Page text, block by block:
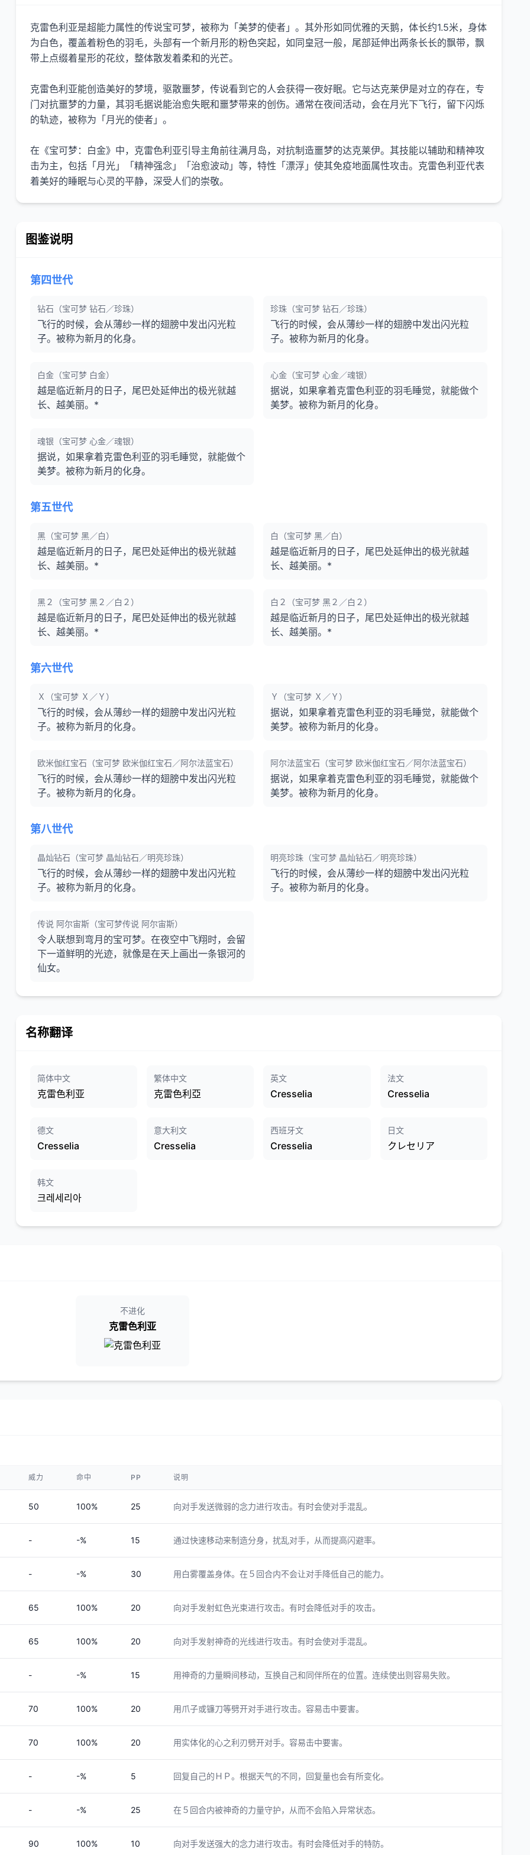
克雷色利亚是超能力属性的传说宝可梦，被称为「美梦的使者」。其外形如同优雅的天鹅，体长约1.5米，身体
为白色，覆盖着粉色的羽毛，头部有一个新月形的粉色突起，如同皇冠一般，尾部延伸出两条长长的飘带，飘
带上点缀着星形的花纹，整体散发着柔和的光芒。
克雷色利亚能创造美好的梦境，驱散噩梦，传说看到它的人会获得一夜好眠。它与达克莱伊是对立的存在，专
门对抗噩梦的力量，其羽毛据说能治愈失眠和噩梦带来的创伤。通常在夜间活动，会在月光下飞行，留下闪烁
的轨迹，被称为「月光的使者」。
在《宝可梦：白金》中，克雷色利亚引导主角前往满月岛，对抗制造噩梦的达克莱伊。其技能以辅助和精神攻
击为主，包括「月光」「精神强念」「治愈波动」等，特性「漂浮」使其免疫地面属性攻击。克雷色利亚代表
着美好的睡眠与心灵的平静，深受人们的崇敬。
图鉴说明
第四世代
钻石（宝可梦 钻石／珍珠）
飞行的时候，会从薄纱一样的翅膀中发出闪光粒
子。被称为新月的化身。
珍珠（宝可梦 钻石／珍珠）
飞行的时候，会从薄纱一样的翅膀中发出闪光粒
子。被称为新月的化身。
白金（宝可梦 白金）
越是临近新月的日子，尾巴处延伸出的极光就越
长、越美丽。*
心金（宝可梦 心金／魂银）
据说，如果拿着克雷色利亚的羽毛睡觉，就能做个
美梦。被称为新月的化身。
魂银（宝可梦 心金／魂银）
据说，如果拿着克雷色利亚的羽毛睡觉，就能做个
美梦。被称为新月的化身。
第五世代
黑（宝可梦 黑／白）
越是临近新月的日子，尾巴处延伸出的极光就越
长、越美丽。*
白（宝可梦 黑／白）
越是临近新月的日子，尾巴处延伸出的极光就越
长、越美丽。*
黑２（宝可梦 黑２／白２）
越是临近新月的日子，尾巴处延伸出的极光就越
长、越美丽。*
白２（宝可梦 黑２／白２）
越是临近新月的日子，尾巴处延伸出的极光就越
长、越美丽。*
第六世代
Ｘ（宝可梦 Ｘ／Ｙ）
飞行的时候，会从薄纱一样的翅膀中发出闪光粒
子。被称为新月的化身。
Ｙ（宝可梦 Ｘ／Ｙ）
据说，如果拿着克雷色利亚的羽毛睡觉，就能做个
美梦。被称为新月的化身。
欧米伽红宝石（宝可梦 欧米伽红宝石／阿尔法蓝宝石）
飞行的时候，会从薄纱一样的翅膀中发出闪光粒
子。被称为新月的化身。
阿尔法蓝宝石（宝可梦 欧米伽红宝石／阿尔法蓝宝石）
据说，如果拿着克雷色利亚的羽毛睡觉，就能做个
美梦。被称为新月的化身。
第八世代
晶灿钻石（宝可梦 晶灿钻石／明亮珍珠）
飞行的时候，会从薄纱一样的翅膀中发出闪光粒
子。被称为新月的化身。
明亮珍珠（宝可梦 晶灿钻石／明亮珍珠）
飞行的时候，会从薄纱一样的翅膀中发出闪光粒
子。被称为新月的化身。
传说 阿尔宙斯（宝可梦传说 阿尔宙斯）
令人联想到弯月的宝可梦。在夜空中飞翔时，会留
下一道鲜明的光迹，就像是在天上画出一条银河的
仙女。
名称翻译
简体中文
克雷色利亚
繁体中文
克雷色利亞
英文
Cresselia
法文
Cresselia
德文
Cresselia
意大利文
Cresselia
西班牙文
Cresselia
日文
クレセリア
韩文
크레세리아
不进化
克雷色利亚
威力 命中 PP 说明
50 100% 25 向对手发送微弱的念力进行攻击。有时会使对手混乱。
- -% 15 通过快速移动来制造分身，扰乱对手，从而提高闪避率。
- -% 30 用白雾覆盖身体。在５回合内不会让对手降低自己的能力。
65 100% 20 向对手发射虹色光束进行攻击。有时会降低对手的攻击。
65 100% 20 向对手发射神奇的光线进行攻击。有时会使对手混乱。
- -% 15 用神奇的力量瞬间移动，互换自己和同伴所在的位置。连续使出则容易失败。
70 100% 20 用爪子或镰刀等劈开对手进行攻击。容易击中要害。
70 100% 20 用实体化的心之利刃劈开对手。容易击中要害。
- -% 5 回复自己的ＨＰ。根据天气的不同，回复量也会有所变化。
- -% 25 在５回合内被神奇的力量守护，从而不会陷入异常状态。
90 100% 10 向对手发送强大的念力进行攻击。有时会降低对手的特防。